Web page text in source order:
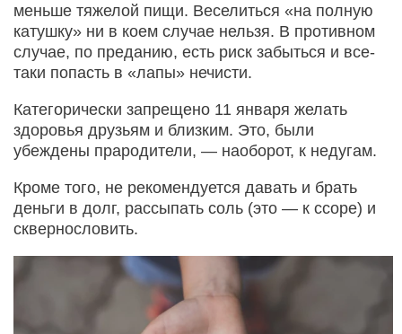
меньше тяжелой пищи. Веселиться «на полную
катушку» ни в коем случае нельзя. В противном
случае, по преданию, есть риск забыться и все-
таки попасть в «лапы» нечисти.
Категорически запрещено 11 января желать
здоровья друзьям и близким. Это, были
убеждены прародители, — наоборот, к недугам.
Кроме того, не рекомендуется давать и брать
деньги в долг, рассыпать соль (это — к ссоре) и
сквернословить.